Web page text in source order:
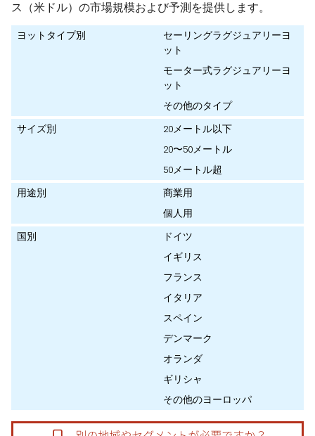
ス（米ドル）の市場規模および予測を提供します。
ヨットタイプ別
セーリングラグジュアリーヨ
ット
モーター式ラグジュアリーヨ
ット
その他のタイプ
サイズ別
20メートル以下
20〜50メートル
50メートル超
用途別
商業用
個人用
国別
ドイツ
イギリス
フランス
イタリア
スペイン
デンマーク
オランダ
ギリシャ
その他のヨーロッパ